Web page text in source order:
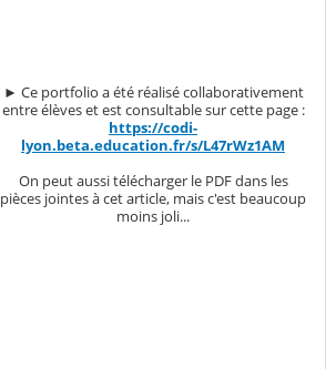
► Ce portfolio a été réalisé collaborativement
entre élèves et est consultable sur cette page :
https://codi-
lyon.beta.education.fr/s/L47rWz1AM
On peut aussi télécharger le PDF dans les
pièces jointes à cet article, mais c'est beaucoup
moins joli...